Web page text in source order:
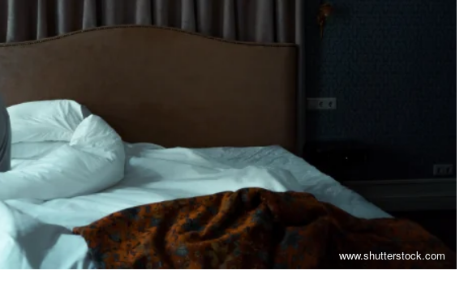
www.shutterstock.com